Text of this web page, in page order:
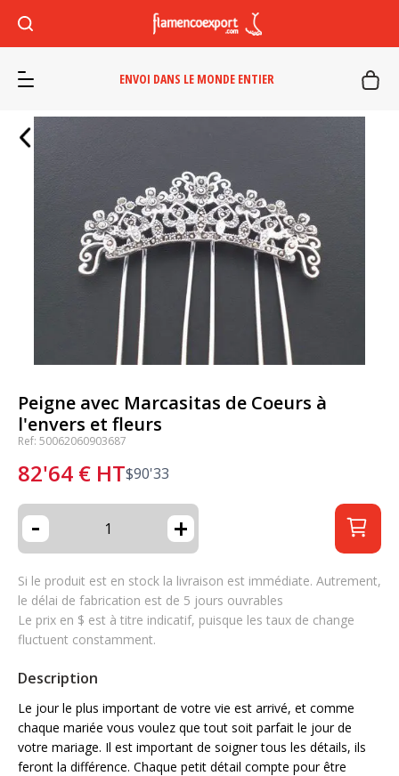
ENVOI DANS LE MONDE ENTIER
Peigne avec Marcasitas de Coeurs à
l'envers et fleurs
Ref: 50062060903687
82'64 € HT$90'33
- +
Si le produit est en stock la livraison est immédiate. Autrement,
le délai de fabrication est de 5 jours ouvrables
Le prix en $ est à titre indicatif, puisque les taux de change
fluctuent constamment.
Description
Le jour le plus important de votre vie est arrivé, et comme
chaque mariée vous voulez que tout soit parfait le jour de
votre mariage. Il est important de soigner tous les détails, ils
feront la différence. Chaque petit détail compte pour être